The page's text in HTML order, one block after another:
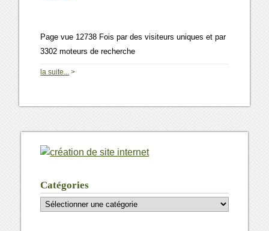
Page vue 12738 Fois par des visiteurs uniques et par
3302 moteurs de recherche
la suite... >
Catégories
Catégories